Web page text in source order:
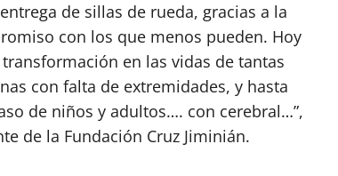
de sillas de rueda, gracias a la
con los que menos pueden. Hoy
en las vidas de tantas
con falta de extremidades, y hasta
de niños y adultos…. con cerebral…”,
de la Fundación Cruz Jiminián.